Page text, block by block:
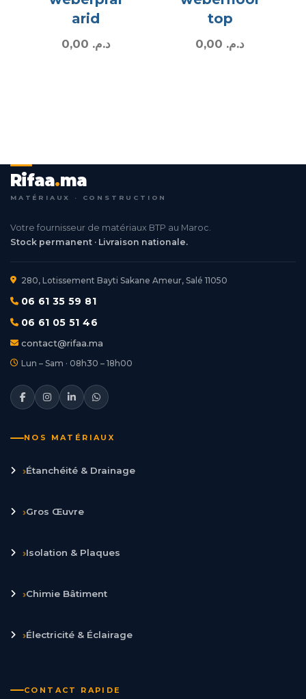
arid
د.م.
top
د.م.
Rifaa.ma
MATÉRIAUX · CONSTRUCTION
Votre fournisseur de matériaux BTP au Maroc.
Stock permanent · Livraison nationale.
280, Lotissement Bayti Sakane Ameur, Salé 11050
06 61 35 59 81
06 61 05 51 46
contact@rifaa.ma
Lun – Sam · 08h30 – 18h00
NOS MATÉRIAUX
›Étanchéité & Drainage
›Gros Œuvre
›Isolation & Plaques
›Chimie Bâtiment
›Électricité & Éclairage
CONTACT RAPIDE